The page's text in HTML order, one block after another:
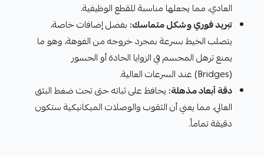
العادي، مما يجعلها مناسبة للقطع الوظيفية.
تبريد فوري وشكل متماسك: بفضل إضافات خاصة،
يتصلب الخيط بسرعة بمجرد خروجه من الفوهة، وهو ما
يمنع ترهل المجسم في الزوايا الحادة أو الجسور
(Bridges) عند السرعات العالية.
دقة أبعاد مذهلة: يحافظ على ثباته حتى تحت ضغط البثق
العالي، مما يعني أن الثقوب والوصلات الميكانيكية ستكون
دقيقة تماماً.